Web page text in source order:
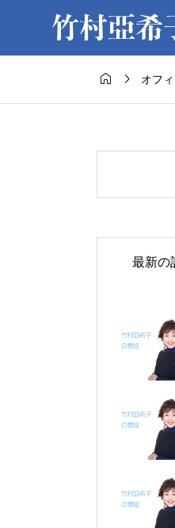
  オフ
最新の